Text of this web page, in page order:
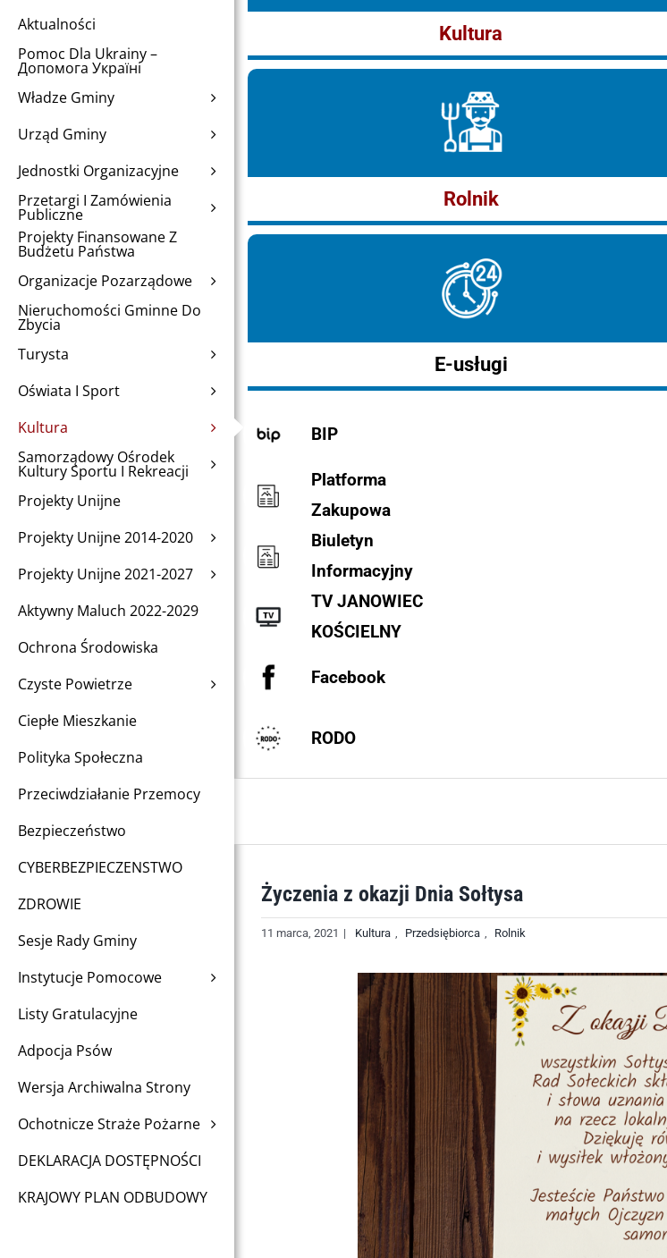
Aktualności
Pomoc Dla Ukrainy –
Допомога Україні
Władze Gminy
Urząd Gminy
Jednostki Organizacyjne
Przetargi I Zamówienia
Publiczne
Projekty Finansowane Z
Budżetu Państwa
Organizacje Pozarządowe
Nieruchomości Gminne Do
Zbycia
Turysta
Oświata I Sport
Kultura
Samorządowy Ośrodek
Kultury Sportu I Rekreacji
Projekty Unijne
Projekty Unijne 2014-2020
Projekty Unijne 2021-2027
Aktywny Maluch 2022-2029
Ochrona Środowiska
Czyste Powietrze
Ciepłe Mieszkanie
Polityka Społeczna
Przeciwdziałanie Przemocy
Bezpieczeństwo
CYBERBEZPIECZENSTWO
ZDROWIE
Sesje Rady Gminy
Instytucje Pomocowe
Listy Gratulacyjne
Adpocja Psów
Wersja Archiwalna Strony
Ochotnicze Straże Pożarne
DEKLARACJA DOSTĘPNOŚCI
KRAJOWY PLAN ODBUDOWY
Kultura
Rolnik
E-usługi
BIP
Platforma
Zakupowa
Biuletyn
Informacyjny
TV JANOWIEC
KOŚCIELNY
Facebook
RODO
Życzenia z okazji Dnia Sołtysa
11 marca, 2021 | Kultura , Przedsiębiorca , Rolnik